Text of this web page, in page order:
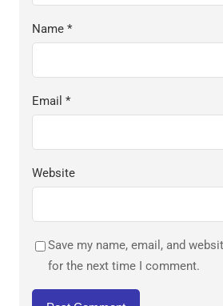
Name *
Email *
Website
Save my name, email, and
for the next time I comment.